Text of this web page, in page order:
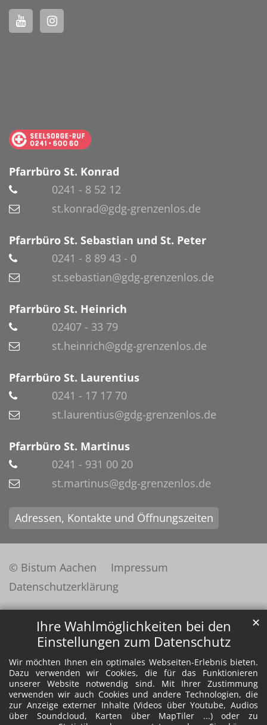
Ihre Wahlmöglichkeiten bei den
Einstellungen zum Datenschutz
Wir möchten Ihnen ein optimales Webseiten-Erlebnis bieten.
Dazu verwenden wir Cookies, die für das Funktionieren
unserer Website notwendig sind. Mit Ihrer Zustimmung
verwenden wir auch Cookies und andere Technologien, die
zur Anzeige externer Inhalte (Videos über Youtube, Audios
über Soundcloud, Karten über MapTiler ...) oder zu
✕
Pfarrbüro St. Konrad
0241 - 8 52 12
st.konrad@gdg-grenzenlos.de
Pfarrbüro St. Sebastian und St. Peter
0241 - 8 89 43 - 0
st.sebastian@gdg-grenzenlos.de
Pfarrbüro St. Heinrich
02407 - 33 79
st.heinrich@gdg-grenzenlos.de
Pfarrbüro St. Laurentius
0241 - 17 17 70
st.laurentius@gdg-grenzenlos.de
Pfarrbüro St. Martinus
0241 - 931 00 20
st.martinus@gdg-grenzenlos.de
Adressen, Kontakte und Öffnungszeiten
© Bistum Aachen
Impressum
Datenschutzerklärung